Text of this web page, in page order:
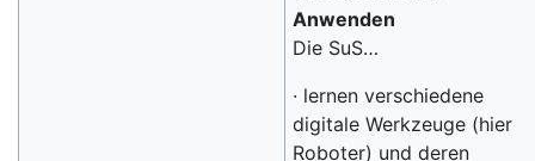
Anwenden
Die SuS…
· lernen verschiedene
digitale Werkzeuge (hier
Roboter) und deren